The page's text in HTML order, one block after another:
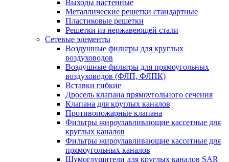
Выходы настенные
Металлические решетки стандартные
Пластиковые решетки
Решетки из нержавеющей стали
Сетевые элементы
Воздушные фильтры для круглых
воздуховодов
Воздушные фильтры для прямоугольных
воздуховодов (ФЛП, ФЛПК)
Вставки гибкие
Дросель клапана прямоугольного сечения
Клапана для круглых каналов
Противопожарные клапана
Фильтры жироулавливающие кассетные для
круглых каналов
Фильтры жироулавливающие кассетные для
прямоугольных каналов
Шумоглушители для круглых каналов SAR